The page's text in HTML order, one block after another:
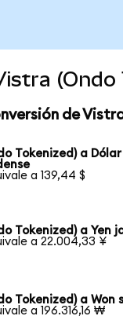
de
Tokenized) a Dólar
a 139,44 $
Tokenized) a Yen
a 22.004,33 ¥
Tokenized) a Won
a 196.316,16 ₩